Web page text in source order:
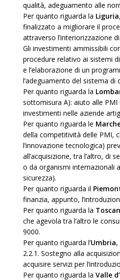
qualità, adeguamento alle
Per quanto riguarda la Liguria
finalizzato a migliorare il
attraverso l’interiorizzazione
Gli investimenti ammissibili
procedure relativo ai sistemi
e l’elaborazione di un
l’adeguamento del sistema
Per quanto riguarda la
sottomisura A): aiuto alle
investimenti nelle aziende
Per quanto riguarda le
della competitività delle PMI,
l’innovazione tecnologica)
all’acquisizione, tra l’altro, di
o da organismi internazionali
sicurezza).
Per quanto riguarda il
finanzia, appunto,
Per quanto riguarda la
che agevola tra l’altro le
9000.
Per quanto riguarda l’Umbria,
2.2.1. Sostegno alla
acquisire servizi per
Per quanto riguarda la Valle